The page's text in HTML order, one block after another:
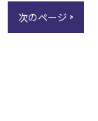
次のページ >